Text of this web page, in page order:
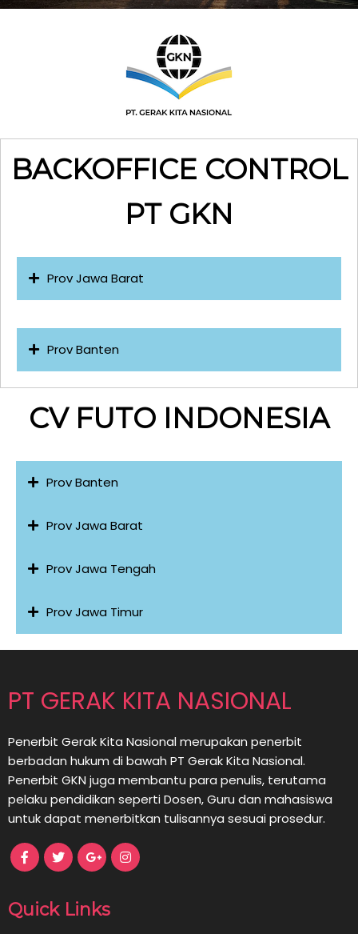
BACKOFFICE CONTROL
PT GKN
Prov Jawa Barat
Prov Banten
CV FUTO INDONESIA
Prov Banten
Prov Jawa Barat
Prov Jawa Tengah
Prov Jawa Timur
PT GERAK KITA NASIONAL
Penerbit Gerak Kita Nasional merupakan penerbit
berbadan hukum di bawah PT Gerak Kita Nasional.
Penerbit GKN juga membantu para penulis, terutama
pelaku pendidikan seperti Dosen, Guru dan mahasiswa
untuk dapat menerbitkan tulisannya sesuai prosedur.
Quick Links